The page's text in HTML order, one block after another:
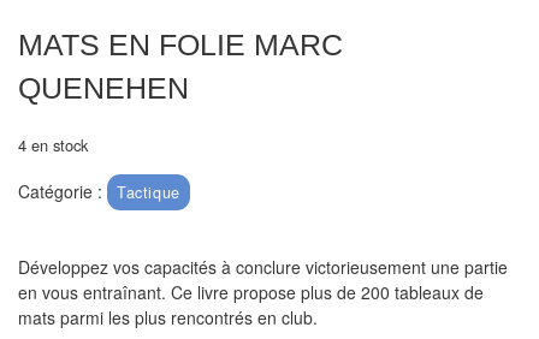
Pendules
pour
aveugles
d'échecs
Livres
MATS EN FOLIE MARC
QUENEHEN
4 en stock
Catégorie : Tactique
Développez vos capacités à conclure victorieusement une partie
en vous entraînant. Ce livre propose plus de 200 tableaux de
mats parmi les plus rencontrés en club.